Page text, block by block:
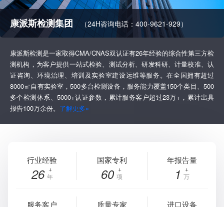
康派斯检测集团 （24H咨询电话：400-9621-929）
康派斯检测是一家取得CMA/CNAS双认证有26年经验的综合性第三方检
测机构，为客户提供一站式检验、测试分析、研发科研、计量校准、认
证咨询、环境治理、培训及实验室建设运维等服务。在全国拥有超过
8000㎡自有实验室，500多台检测设备，服务能力覆盖150个类目、500
多个检测体系、5000+认证参数，累计服务客户超过23万+，累计出具
报告100万余份。 了解更多»
行业经验
26 年
国家专利
60 项
年报告量
1 万
服务客户 质量专家 进口设备